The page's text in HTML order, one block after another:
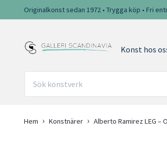
Originalkonst sedan 1972 • Trygga köp • Fri
Konst hos
Hem Konstnärer Alberto Ramirez LEG –